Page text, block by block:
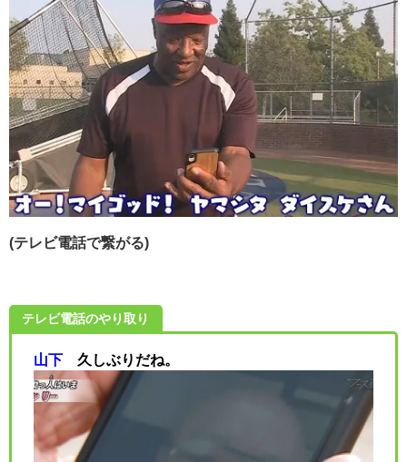
(テレビ電話で繋がる)
テレビ電話のやり取り
山下 久しぶりだね。